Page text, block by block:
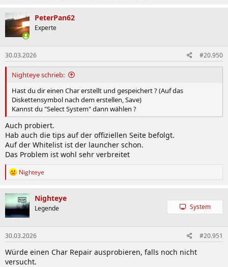
PeterPan62
Experte
30.03.2026 #20.950
Nighteye schrieb:
Hast du dir einen Char erstellt und gespeichert ? (Auf das
Diskettensymbol nach dem erstellen, Save)
Kannst du "Select System" dann wählen ?
Auch probiert.
Hab auch die tips auf der offiziellen Seite befolgt.
Auf der Whitelist ist der launcher schon.
Das Problem ist wohl sehr verbreitet
R
k
t
i
o
n
e
n
:
Nighteye
Nighteye
Legende System
30.03.2026 #20.951
Würde einen Char Repair ausprobieren, falls noch nicht
versucht.